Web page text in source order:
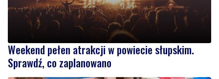
Weekend pełen atrakcji w powiecie słupskim.
Sprawdź, co zaplanowano